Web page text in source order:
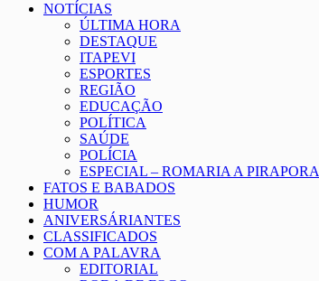
NOTÍCIAS
ÚLTIMA HORA
DESTAQUE
ITAPEVI
ESPORTES
REGIÃO
EDUCAÇÃO
POLÍTICA
SAÚDE
POLÍCIA
ESPECIAL – ROMARIA A PIRAPORA
FATOS E BABADOS
HUMOR
ANIVERSÁRIANTES
CLASSIFICADOS
COM A PALAVRA
EDITORIAL